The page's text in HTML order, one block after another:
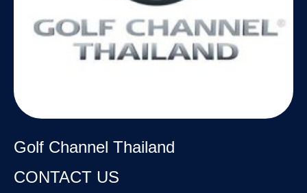
Golf Channel Thailand
CONTACT US